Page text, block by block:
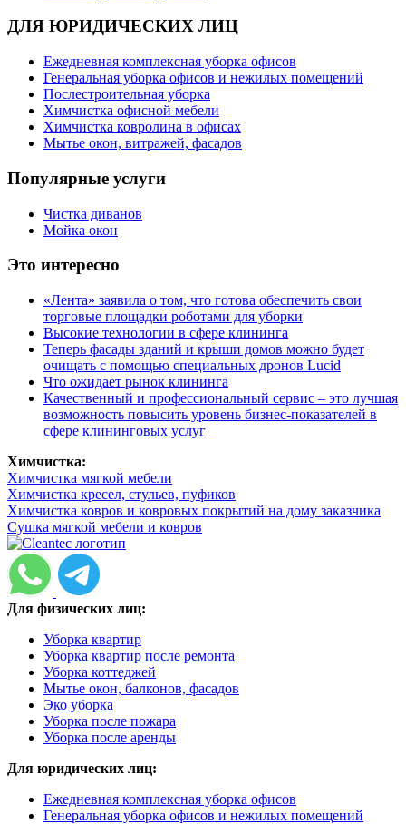
ДЛЯ ЮРИДИЧЕСКИХ ЛИЦ
Ежедневная комплексная уборка офисов
Генеральная уборка офисов и нежилых помещений
Послестроительная уборка
Химчистка офисной мебели
Химчистка ковролина в офисах
Мытье окон, витражей, фасадов
Популярные услуги
Чистка диванов
Мойка окон
Это интересно
«Лента» заявила о том, что готова обеспечить свои
торговые площадки роботами для уборки
Высокие технологии в сфере клининга
Теперь фасады зданий и крыши домов можно будет
очищать с помощью специальных дронов Lucid
Что ожидает рынок клининга
Качественный и профессиональный сервис – это лучшая
возможность повысить уровень бизнес-показателей в
сфере клининговых услуг
Химчистка:
Химчистка мягкой мебели
Химчистка кресел, стульев, пуфиков
Химчистка ковров и ковровых покрытий на дому заказчика
Сушка мягкой мебели и ковров
Для физических лиц:
Уборка квартир
Уборка квартир после ремонта
Уборка коттеджей
Мытье окон, балконов, фасадов
Эко уборка
Уборка после пожара
Уборка после аренды
Для юридических лиц:
Ежедневная комплексная уборка офисов
Генеральная уборка офисов и нежилых помещений